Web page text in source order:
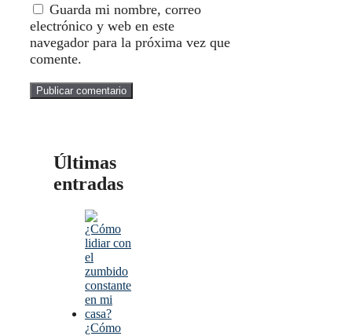
Guarda mi nombre, correo
electrónico y web en este
navegador para la próxima vez que
comente.
Últimas
entradas
¿Cómo